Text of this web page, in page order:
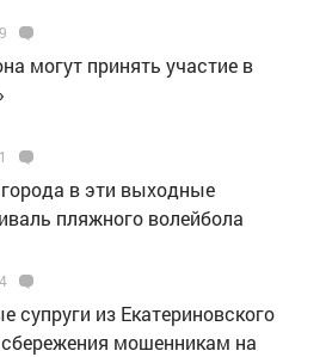
могут принять участие в
в эти выходные
пляжного волейбола
из Екатериновского
мошенникам на